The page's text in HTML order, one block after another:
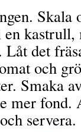
Skala
Låt det
och
Smaka
mer fond.
servera.